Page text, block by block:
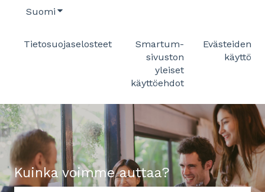
Suomi Näytä käännöksien alavalikko
Tietosuojaselosteet
Smartum-
sivuston
yleiset
käyttöehdot
Evästeiden
käyttö
Kuinka voimme auttaa?